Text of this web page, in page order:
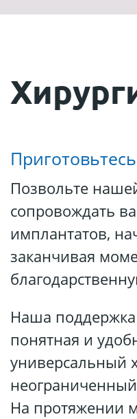
Позвольте
сопровождать
имплантатов,
заканчивая
Наша
понятная и
универсальный
На протяжении